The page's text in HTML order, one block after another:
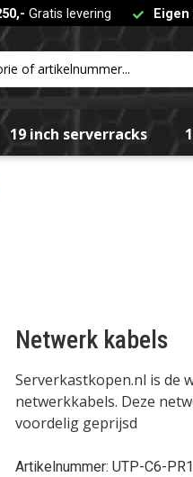
Gratis levering
19 inch serverracks
Netwerk kabels
Serverkastkopen.nl is de
netwerkkabels. Deze
voordelig geprijsd
Artikelnummer: UTP-C6-PR1